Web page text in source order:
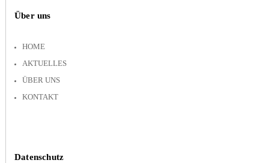
Über uns
HOME
AKTUELLES
ÜBER UNS
KONTAKT
Datenschutz